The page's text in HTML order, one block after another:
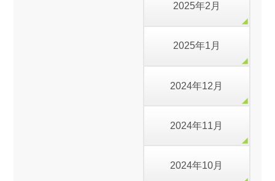
2025年2月
2025年1月
2024年12月
2024年11月
2024年10月